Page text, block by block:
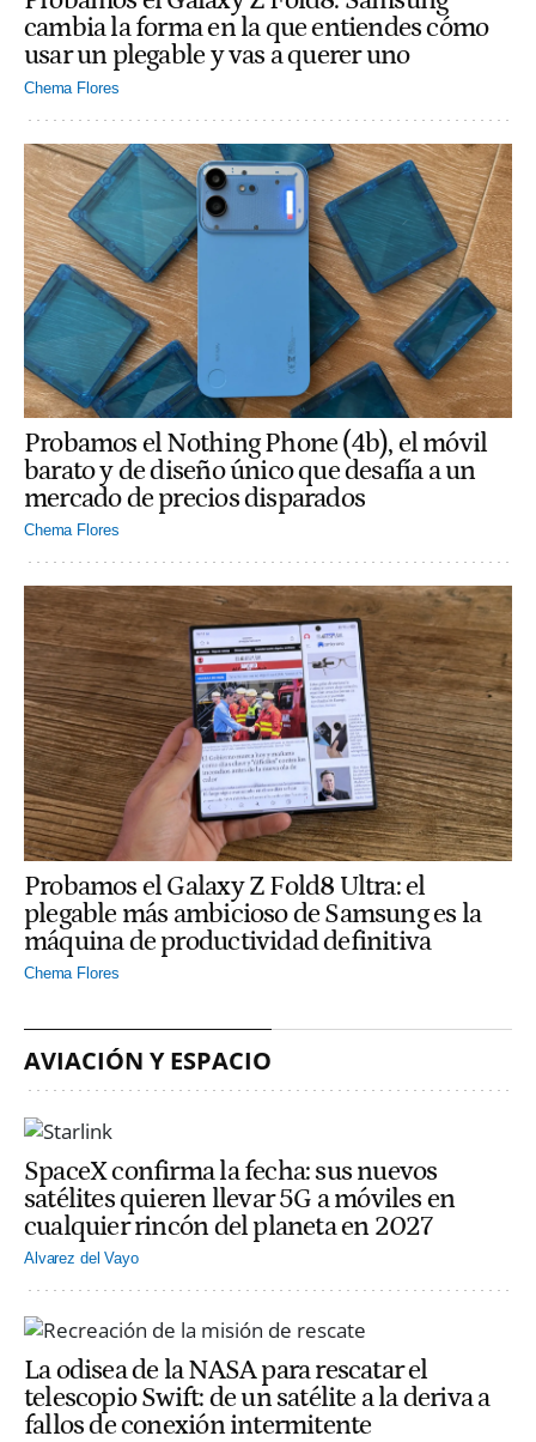
cambia la forma en la que entiendes cómo
usar un plegable y vas a querer uno
Chema Flores
Probamos el Nothing Phone (4b), el móvil
barato y de diseño único que desafía a un
mercado de precios disparados
Chema Flores
Probamos el Galaxy Z Fold8 Ultra: el
plegable más ambicioso de Samsung es la
máquina de productividad definitiva
Chema Flores
AVIACIÓN Y ESPACIO
SpaceX confirma la fecha: sus nuevos
satélites quieren llevar 5G a móviles en
cualquier rincón del planeta en 2027
Alvarez del Vayo
La odisea de la NASA para rescatar el
telescopio Swift: de un satélite a la deriva a
fallos de conexión intermitente